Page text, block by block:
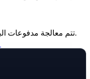
تتم معالجة مدفوعات البطاقات عبر بوابات مشفرة بمعايير بنكية.